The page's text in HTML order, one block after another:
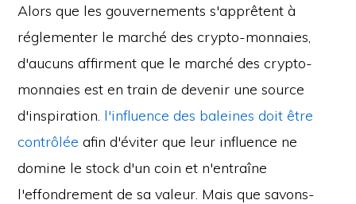
Alors que les gouvernements s'apprêtent à
réglementer le marché des crypto-monnaies,
d'aucuns affirment que le marché des crypto-
monnaies est en train de devenir une source
d'inspiration. l'influence des baleines doit être
contrôlée afin d'éviter que leur influence ne
domine le stock d'un coin et n'entraîne
l'effondrement de sa valeur. Mais que savons-